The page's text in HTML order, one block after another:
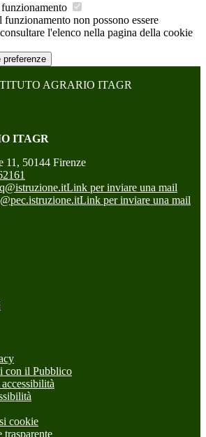
non possono essere
l'elenco nella pagina della cookie
preferenze
AGRARIO ITAGR
ITAGR
11, 50144 Firenze
Link per inviare una mail
Link per inviare una mail
con il Pubblico
cookie